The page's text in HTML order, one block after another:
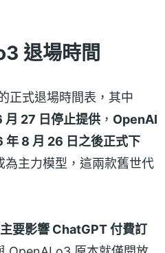
退場時間
正式退場時間表，其中
27 日停止提供 ， OpenAI
8 月 26 日之後正式下
為主力模型，這兩款舊世代
要影響 ChatGPT 付費訂